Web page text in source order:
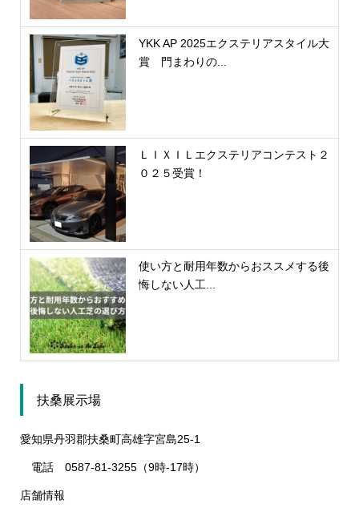
YKK AP 2025エクステリアスタイル大
賞 門まわりの...
ＬＩＸＩＬエクステリアコンテスト２
０２５受賞！
使い方と耐用年数からおススメする後
悔しない人工...
扶桑展示場
愛知県丹羽郡扶桑町高雄字宮島25-1
電話 0587-81-3255（9時-17時）
店舗情報